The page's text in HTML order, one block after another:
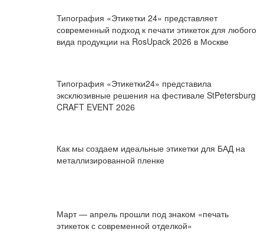
Типография «Этикетки 24» представляет
современный подход к печати этикеток для любого
вида продукции на RosUpack 2026 в Москве
Типография «Этикетки24» представила
эксклюзивные решения на фестивале StPetersburg
CRAFT EVENT 2026
Как мы создаем идеальные этикетки для БАД на
металлизированной пленке
Март — апрель прошли под знаком «печать
этикеток с современной отделкой»